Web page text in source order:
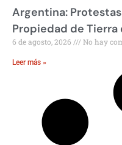
Argentina:
Propiedad de Tierra
6 de agosto, 2026 No hay
Leer más »